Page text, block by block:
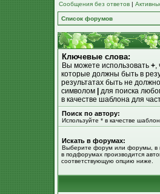
Сообщения без ответов |
Список форумов
Ключевые слова:
Вы можете использовать +,
которые должны быть в
результатах быть не
символом
для поиска
в качестве шаблона для
Поиск по автору:
Используйте * в качестве
Искать в форумах:
Выберите форум или форумы, в
в подфорумах производится
соответствующую опцию ниже.